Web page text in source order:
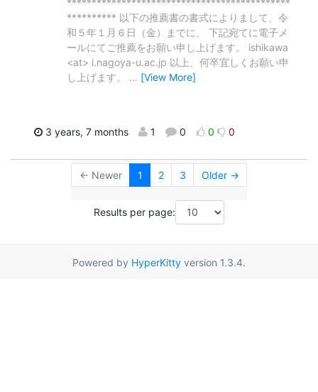
*********************************************
********** 以下の推薦書の書式によりまして、令
和５年１月６日（金）までに、 下記宛てに電子メ
ールにてご推薦をお願い申し上げます。 ishikawa
<at> i.nagoya-u.ac.jp 以上、何卒宜しくお願い申
し上げます。 … [View More]
3 years, 7 months 1 0 0 0
← Newer 1 2 3 Older →
Results per page:
Powered by HyperKitty version 1.3.4.